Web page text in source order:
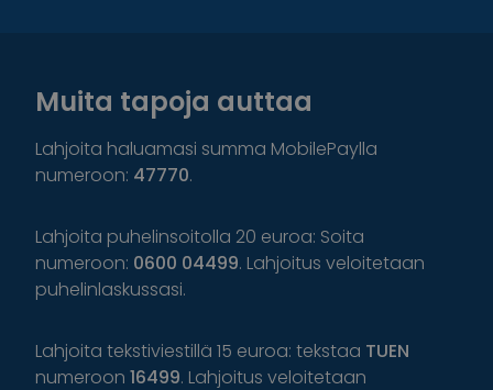
Muita tapoja auttaa
Lahjoita haluamasi summa MobilePaylla
numeroon: 47770.
Lahjoita puhelinsoitolla 20 euroa: Soita
numeroon: 0600 04499. Lahjoitus veloitetaan
puhelinlaskussasi.
Lahjoita tekstiviestillä 15 euroa: tekstaa TUEN
numeroon 16499. Lahjoitus veloitetaan